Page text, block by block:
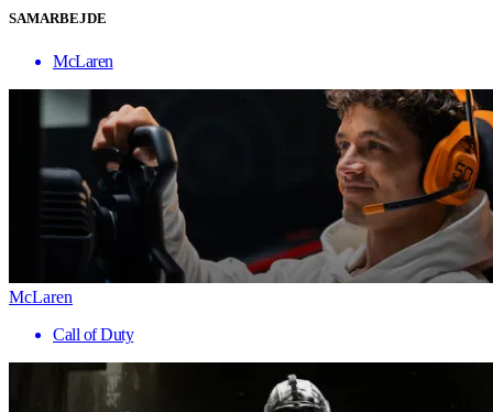
SAMARBEJDE
McLaren
McLaren
Call of Duty